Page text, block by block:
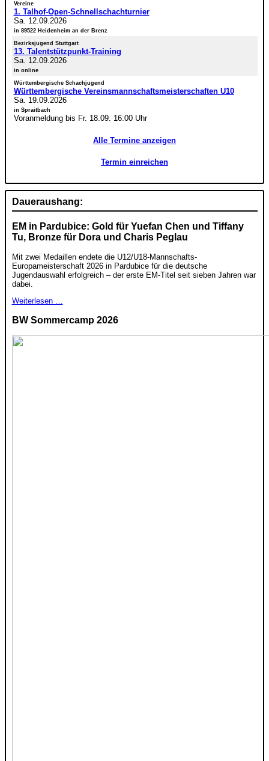
Vereine
1. Talhof-Open-Schnellschachturnier
Sa. 12.09.2026
in 89522 Heidenheim an der Brenz
Bezirksjugend Stuttgart
13. Talentstützpunkt-Training
Sa. 12.09.2026
in online
Württembergische Schachjugend
Württembergische Vereinsmannschaftsmeisterschaften U10
Sa. 19.09.2026
in Spraitbach
Voranmeldung bis Fr. 18.09. 16:00 Uhr
Alle Termine anzeigen
Termin einreichen
Daueraushang:
EM in Pardubice: Gold für Yuefan Chen und Tiffany
Tu, Bronze für Dora und Charis Peglau
Mit zwei Medaillen endete die U12/U18-Mannschafts-
Europameisterschaft 2026 in Pardubice für die deutsche
Jugendauswahl erfolgreich – der erste EM-Titel seit sieben Jahren war
dabei.
Weiterlesen …
BW Sommercamp 2026